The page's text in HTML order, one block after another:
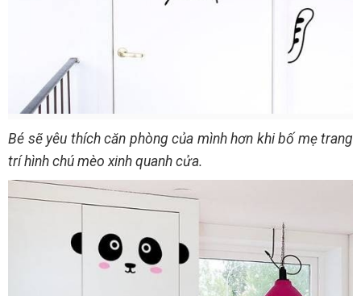
Bé sẽ yêu thích căn phòng của mình hơn khi bố mẹ trang
trí hình chú mèo xinh quanh cửa.